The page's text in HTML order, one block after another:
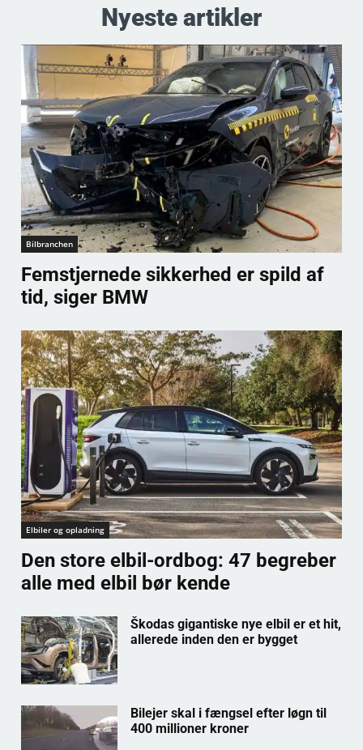
Nyeste artikler
Bilbranchen
Femstjernede sikkerhed er spild af
tid, siger BMW
Elbiler og opladning
Den store elbil-ordbog: 47 begreber
alle med elbil bør kende
Škodas gigantiske nye elbil er et hit,
allerede inden den er bygget
Bilejer skal i fængsel efter løgn til
400 millioner kroner